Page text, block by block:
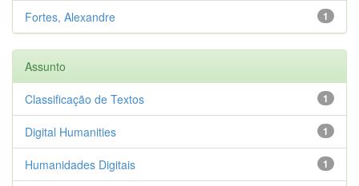
1
Fortes, Alexandre
Assunto
1
Classificação de Textos
1
Digital Humanities
1
Humanidades Digitais